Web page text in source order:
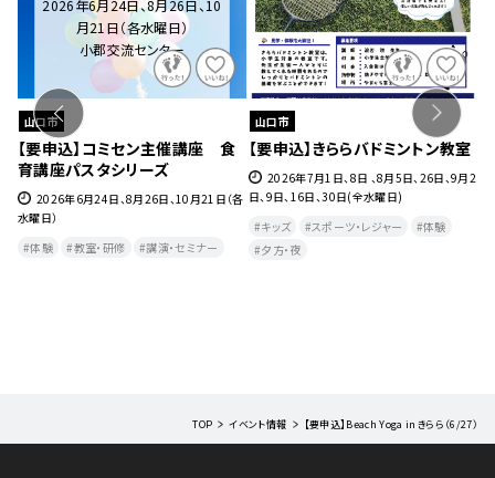
2026年6月24日、8月26日、10
月21日（各水曜日）
小郡交流センター
山口市
【要申込】コミセン主催講座 食
育講座パスタシリーズ
2026年6月24日、8月26日、10月21日（各
水曜日）
体験
教室・研修 講演・セミナー
山口市
【要申込】きららバドミントン教室
2026年7月1日、8日 、8月5日、26日、9月2
日、9日、16日、30日(全水曜日)
キッズ
スポーツ・レジャー
体験
夕方・夜​
TOP イベント情報 【要申込】Beach Yoga inきらら（6/27）